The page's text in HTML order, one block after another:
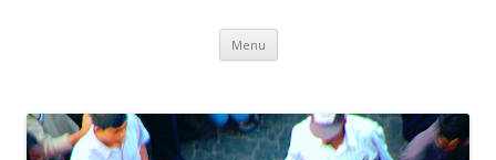
Menu Spring
inhoud